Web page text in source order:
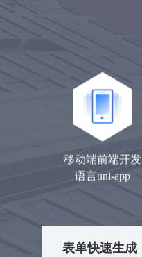
移动端前端开发
语言uni-app
表单快速生成